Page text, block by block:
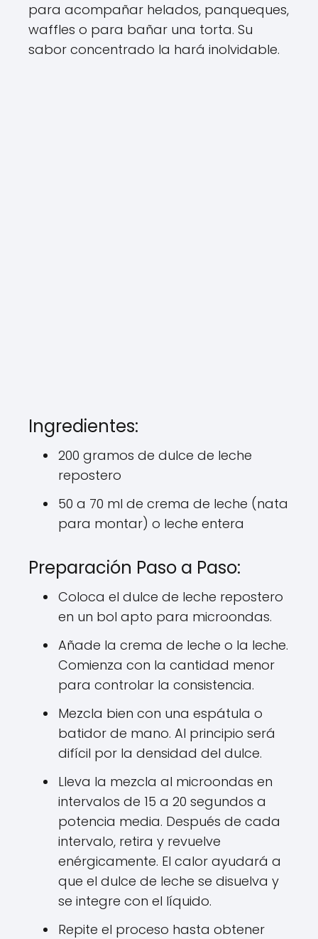
para acompañar helados, panqueques,
waffles o para bañar una torta. Su
sabor concentrado la hará inolvidable.
Ingredientes:
200 gramos de dulce de leche
repostero
50 a 70 ml de crema de leche (nata
para montar) o leche entera
Preparación Paso a Paso:
Coloca el dulce de leche repostero
en un bol apto para microondas.
Añade la crema de leche o la leche.
Comienza con la cantidad menor
para controlar la consistencia.
Mezcla bien con una espátula o
batidor de mano. Al principio será
difícil por la densidad del dulce.
Lleva la mezcla al microondas en
intervalos de 15 a 20 segundos a
potencia media. Después de cada
intervalo, retira y revuelve
enérgicamente. El calor ayudará a
que el dulce de leche se disuelva y
se integre con el líquido.
Repite el proceso hasta obtener